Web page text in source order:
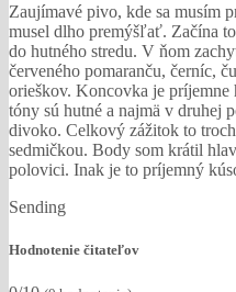
Zaujímavé pivo, kde sa musím
musel dlho premýšľať. Začína
do hutného stredu. V ňom
červeného pomaranču, černíc,
orieškov. Koncovka je príjemne
tóny sú hutné a najmä v druhej
divoko. Celkový zážitok to
sedmičkou. Body som krátil
polovici. Inak je to príjemný
Sending
Hodnotenie čitateľov